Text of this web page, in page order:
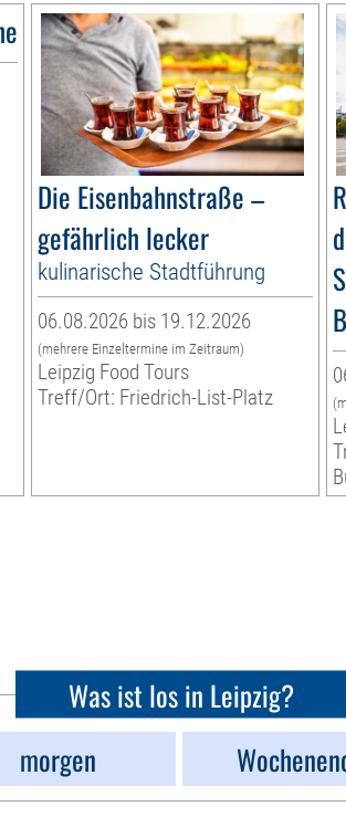
Die Eisenbahnstraße –
gefährlich lecker
kulinarische Stadtführung
06.08.2026 bis 19.12.2026
(mehrere Einzeltermine im Zeitraum)
Leipzig Food Tours
Treff/Ort: Friedrich-List-Platz
Was ist los in Leipzig?
morgen